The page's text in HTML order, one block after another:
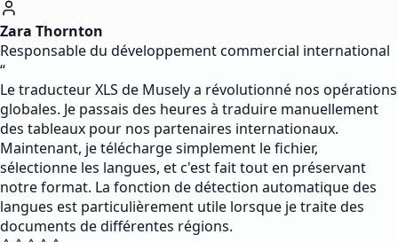
Zara Thornton
Responsable du développement commercial international
“
Le traducteur XLS de Musely a révolutionné nos opérations
globales. Je passais des heures à traduire manuellement
des tableaux pour nos partenaires internationaux.
Maintenant, je télécharge simplement le fichier,
sélectionne les langues, et c'est fait tout en préservant
notre format. La fonction de détection automatique des
langues est particulièrement utile lorsque je traite des
documents de différentes régions.